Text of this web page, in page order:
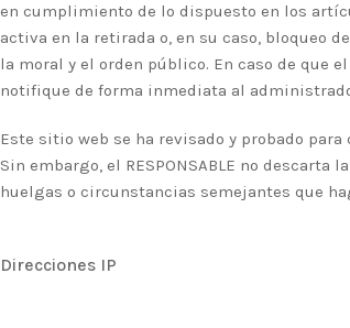
en cumplimiento de lo dispuesto en los
activa en la retirada o, en su caso, bloqueo
la moral y el orden público. En caso de que
notifique de forma inmediata al
Este sitio web se ha revisado y probado
Sin embargo, el RESPONSABLE no
huelgas o circunstancias semejantes que
Direcciones IP